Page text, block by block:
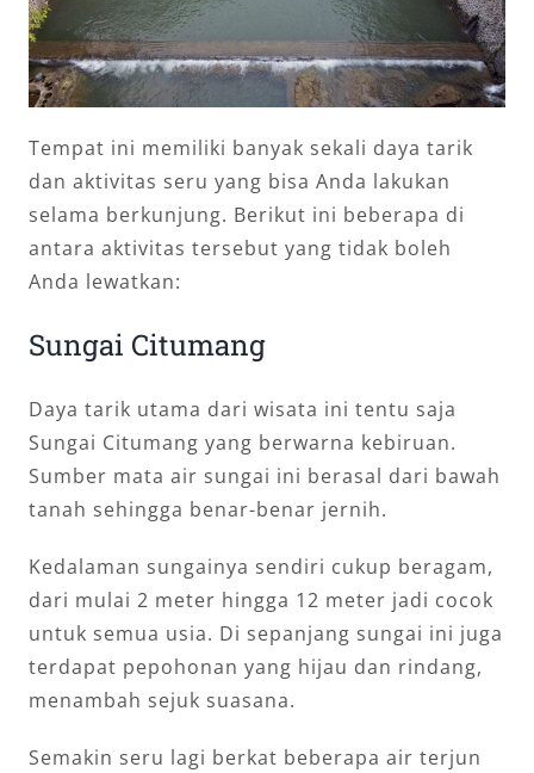
Tempat ini memiliki banyak sekali daya tarik
dan aktivitas seru yang bisa Anda lakukan
selama berkunjung. Berikut ini beberapa di
antara aktivitas tersebut yang tidak boleh
Anda lewatkan:
Sungai Citumang
Daya tarik utama dari wisata ini tentu saja
Sungai Citumang yang berwarna kebiruan.
Sumber mata air sungai ini berasal dari bawah
tanah sehingga benar-benar jernih.
Kedalaman sungainya sendiri cukup beragam,
dari mulai 2 meter hingga 12 meter jadi cocok
untuk semua usia. Di sepanjang sungai ini juga
terdapat pepohonan yang hijau dan rindang,
menambah sejuk suasana.
Semakin seru lagi berkat beberapa air terjun